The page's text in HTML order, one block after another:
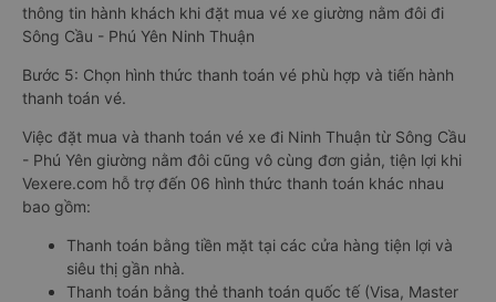
thông tin hành khách khi đặt mua vé xe giường nằm đôi đi
Sông Cầu - Phú Yên Ninh Thuận
Bước 5: Chọn hình thức thanh toán vé phù hợp và tiến hành
thanh toán vé.
Việc đặt mua và thanh toán vé xe đi Ninh Thuận từ Sông Cầu
- Phú Yên giường nằm đôi cũng vô cùng đơn giản, tiện lợi khi
Vexere.com hỗ trợ đến 06 hình thức thanh toán khác nhau
bao gồm:
Thanh toán bằng tiền mặt tại các cửa hàng tiện lợi và
siêu thị gần nhà.
Thanh toán bằng thẻ thanh toán quốc tế (Visa, Master